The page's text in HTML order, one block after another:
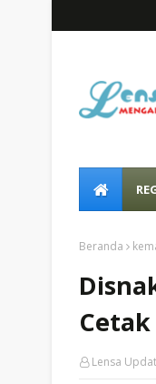
Beranda
Lensa